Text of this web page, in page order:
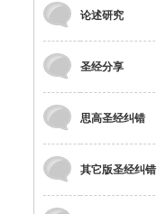
论述研究
圣经分享
思高圣经纠错
其它版圣经纠错